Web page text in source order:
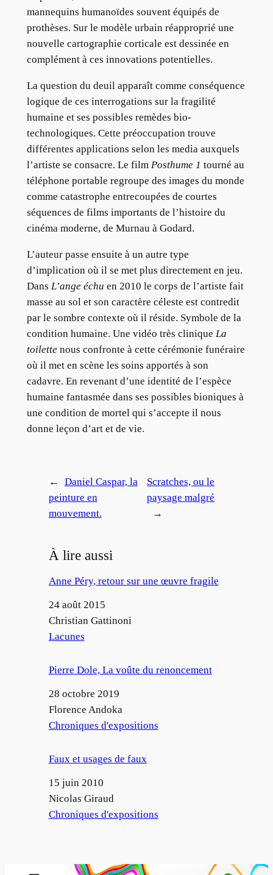
mannequins humanoïdes souvent équipés de
prothèses. Sur le modèle urbain réapproprié une
nouvelle cartographie corticale est dessinée en
complément à ces innovations potentielles.
La question du deuil apparaît comme conséquence
logique de ces interrogations sur la fragilité
humaine et ses possibles remèdes bio-
technologiques. Cette préoccupation trouve
différentes applications selon les media auxquels
l’artiste se consacre. Le film Posthume 1 tourné au
téléphone portable regroupe des images du monde
comme catastrophe entrecoupées de courtes
séquences de films importants de l’histoire du
cinéma moderne, de Murnau à Godard.
L’auteur passe ensuite à un autre type
d’implication où il se met plus directement en jeu.
Dans L’ange échu en 2010 le corps de l’artiste fait
masse au sol et son caractère céleste est contredit
par le sombre contexte où il réside. Symbole de la
condition humaine. Une vidéo très clinique La
toilettenous confronte à cette cérémonie funéraire
où il met en scène les soins apportés à son
cadavre. En revenant d’une identité de l’espèce
humaine fantasmée dans ses possibles bioniques à
une condition de mortel qui s’accepte il nous
donne leçon d’art et de vie.
←
Daniel Caspar, la
peinture en
mouvement.
Scratches, ou le
paysage malgré
→
À lire aussi
Anne Péry, retour sur une œuvre fragile
Date
24 août 2015
Auteur
Christian Gattinoni
Par rapport à
Lacunes
Pierre Dole, La voûte du renoncement
Date
28 octobre 2019
Auteur
Florence Andoka
Par rapport à
Chroniques d'expositions
Faux et usages de faux
Date
15 juin 2010
Auteur
Nicolas Giraud
Par rapport à
Chroniques d'expositions